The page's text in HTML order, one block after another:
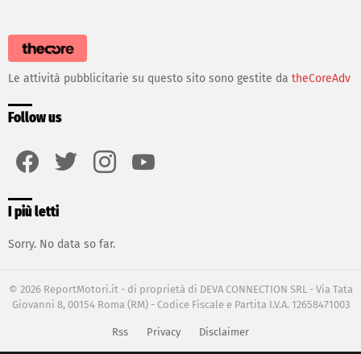
Le attività pubblicitarie su questo sito sono gestite da theCoreAdv
Follow us
I più letti
Sorry. No data so far.
© 2026 ReportMotori.it - di proprietà di DEVA CONNECTION SRL - Via Tata
Giovanni 8, 00154 Roma (RM) - Codice Fiscale e Partita I.V.A. 12658471003
Rss Privacy Disclaimer